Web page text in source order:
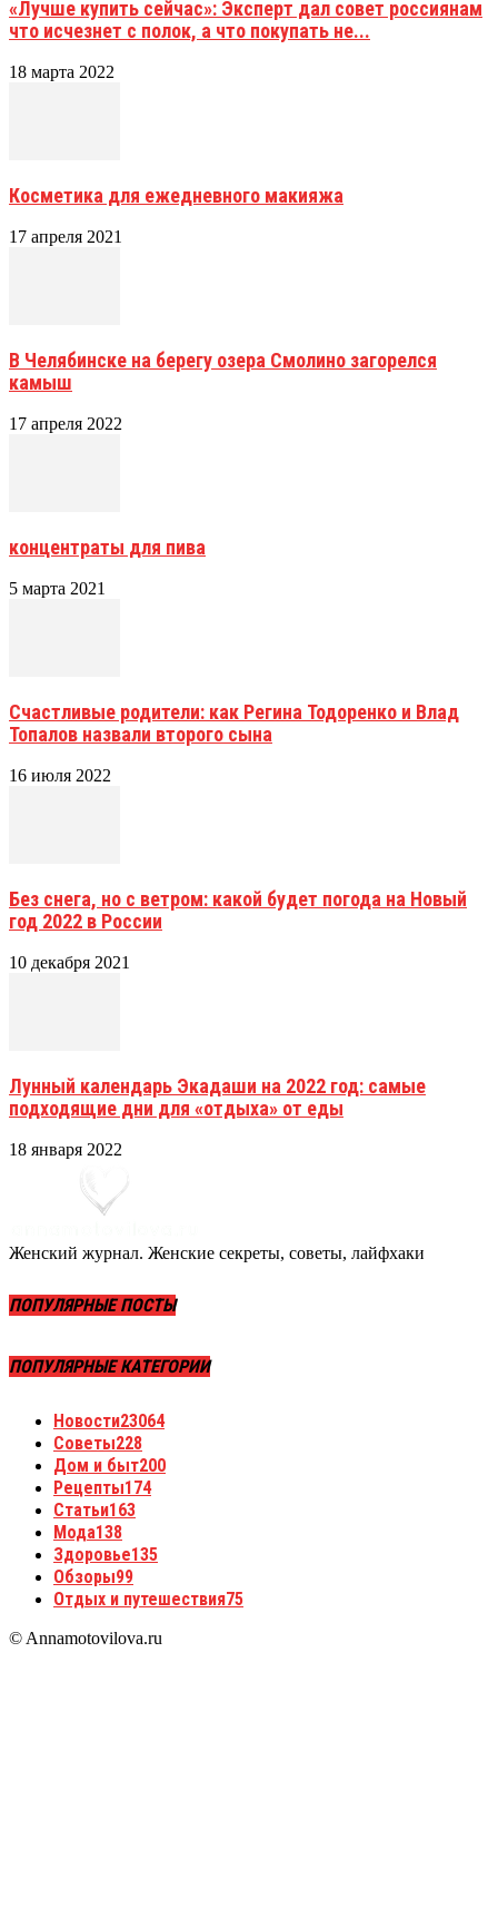
«Лучше купить сейчас»: Эксперт дал совет россиянам
что исчезнет с полок, а что покупать не...
18 марта 2022
Косметика для ежедневного макияжа
17 апреля 2021
В Челябинске на берегу озера Смолино загорелся
камыш
17 апреля 2022
концентраты для пива
5 марта 2021
Счастливые родители: как Регина Тодоренко и Влад
Топалов назвали второго сына
16 июля 2022
Без снега, но с ветром: какой будет погода на Новый
год 2022 в России
10 декабря 2021
Лунный календарь Экадаши на 2022 год: самые
подходящие дни для «отдыха» от еды
18 января 2022
Женский журнал. Женские секреты, советы, лайфхаки
ПОПУЛЯРНЫЕ ПОСТЫ
ПОПУЛЯРНЫЕ КАТЕГОРИИ
Новости23064
Советы228
Дом и быт200
Рецепты174
Статьи163
Мода138
Здоровье135
Обзоры99
Отдых и путешествия75
© Annamotovilova.ru